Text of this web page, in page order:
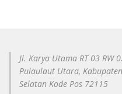
Jl. Karya Utama RT 03 RW
Pulaulaut Utara,
Selatan Kode Pos 72115